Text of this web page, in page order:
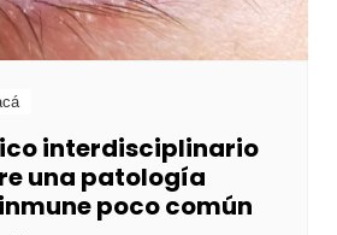
interdisciplinario
una patología
poco común